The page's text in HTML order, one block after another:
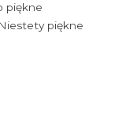
piękne
piękne